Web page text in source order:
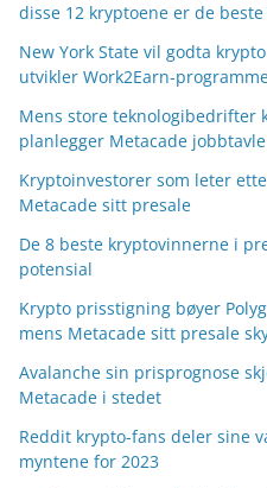
disse 12 kryptoene er de
New York State vil godta
utvikler Work2Earn-
Mens store teknologibedrifter
planlegger Metacade
Kryptoinvestorer som leter
Metacade sitt presale
De 8 beste kryptovinnerne i
potensial
Krypto prisstigning bøyer
mens Metacade sitt presale
Avalanche sin prisprognose
Metacade i stedet
Reddit krypto-fans deler sine
myntene for 2023